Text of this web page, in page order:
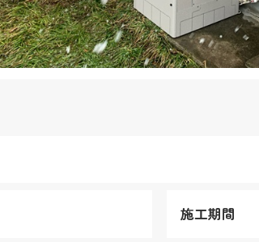
施工期間